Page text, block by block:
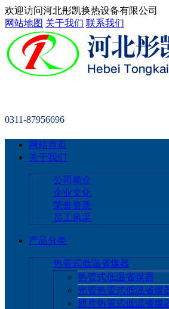
欢迎访问河北彤凯换热设备有限公司
网站地图 关于我们 联系我们
0311-87956696
网站首页
关于我们
公司简介
企业文化
荣誉资质
员工风采
产品分类
热管式低温省煤器
热管式低温省煤器
光管热管式低温省煤
翅片热管式低温省煤